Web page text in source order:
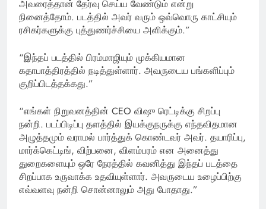
அவரைத்தான் தேர்வு செய்ய வேண்டும் என்று
நினைத்தோம். படத்தில் அவர் வரும் ஒவ்வொரு காட்சியும்
ரசிகர்களுக்கு புத்துணர்ச்சியை அளிக்கும்.”
“இந்தப் படத்தில் பிரம்மாஜியும் முக்கியமான
கதாபாத்திரத்தில் நடித்துள்ளார். அவருடைய பங்களிப்பும்
குறிப்பிடத்தக்கது.”
“எங்கள் நிறுவனத்தின் CEO விஷு ரெட்டிக்கு சிறப்பு
நன்றி. படப்பிடிப்பு தளத்தில் இயக்குநருக்கு எந்தவிதமான
அழுத்தமும் வராமல் பார்த்துக் கொண்டவர் அவர். தயாரிப்பு,
மார்க்கெட்டிங், விற்பனை, விளம்பரம் என அனைத்து
துறைகளையும் ஒரே நேரத்தில் கவனித்து இந்தப் படத்தை
சிறப்பாக உருவாக்க உதவியுள்ளார். அவருடைய உழைப்பிற்கு
எவ்வளவு நன்றி சொன்னாலும் அது போதாது.”